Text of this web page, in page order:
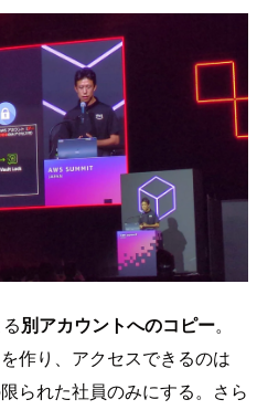
別アカウントへのコピー。
作り、アクセスできるのは
られた社員のみにする。さら